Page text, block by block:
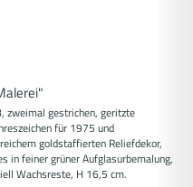
zweimal gestrichen, geritzte
für 1975 und
goldstaffierten Reliefdekor,
in feiner grüner Aufglasurbemalung,
Wachsreste, H 16,5 cm.